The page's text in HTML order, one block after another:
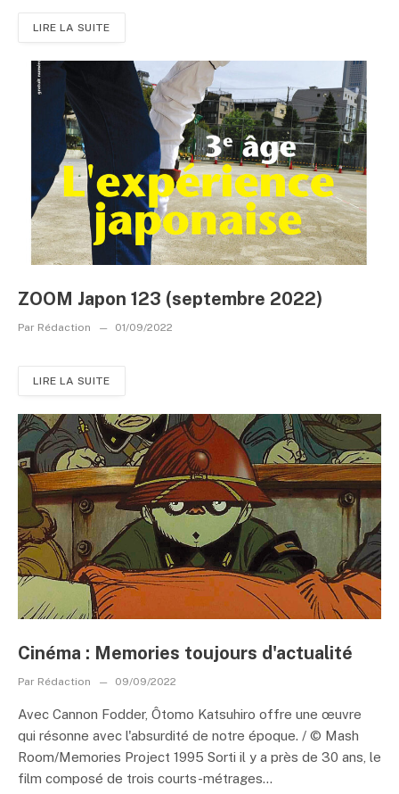
LIRE LA SUITE
ZOOM Japon 123 (septembre 2022)
Par Rédaction 01/09/2022
LIRE LA SUITE
Cinéma : Memories toujours d'actualité
Par Rédaction 09/09/2022
Avec Cannon Fodder, Ôtomo Katsuhiro offre une œuvre
qui résonne avec l'absurdité de notre époque. / © Mash
Room/Memories Project 1995 Sorti il y a près de 30 ans, le
film composé de trois courts-métrages...